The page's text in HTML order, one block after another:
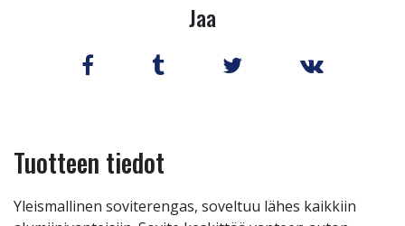
Jaa
Tuotteen tiedot
Yleismallinen soviterengas, soveltuu lähes kaikkiin